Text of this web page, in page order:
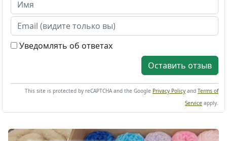
Уведомлять об ответах
Оставить отзыв
This site is protected by reCAPTCHA and the Google Privacy Policy and Terms of
Service apply.